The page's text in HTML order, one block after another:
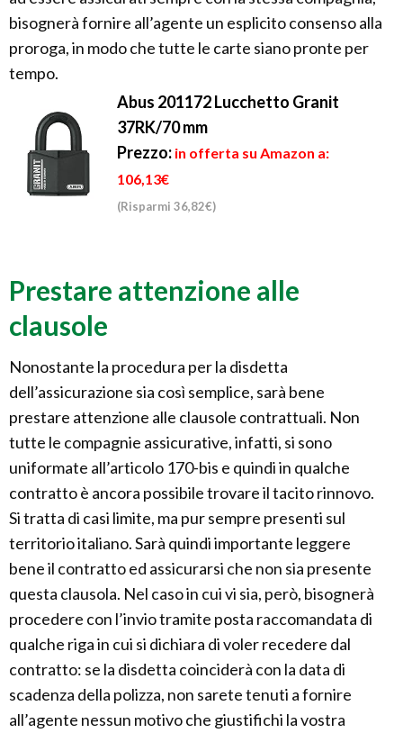
bisognerà fornire all’agente un esplicito consenso alla
proroga, in modo che tutte le carte siano pronte per
tempo.
Abus 201172 Lucchetto Granit
37RK/70 mm
Prezzo: in offerta su Amazon a:
106,13€
(Risparmi 36,82€)
Prestare attenzione alle
clausole
Nonostante la procedura per la disdetta
dell’assicurazione sia così semplice, sarà bene
prestare attenzione alle clausole contrattuali. Non
tutte le compagnie assicurative, infatti, si sono
uniformate all’articolo 170-bis e quindi in qualche
contratto è ancora possibile trovare il tacito rinnovo.
Si tratta di casi limite, ma pur sempre presenti sul
territorio italiano. Sarà quindi importante leggere
bene il contratto ed assicurarsi che non sia presente
questa clausola. Nel caso in cui vi sia, però, bisognerà
procedere con l’invio tramite posta raccomandata di
qualche riga in cui si dichiara di voler recedere dal
contratto: se la disdetta coinciderà con la data di
scadenza della polizza, non sarete tenuti a fornire
all’agente nessun motivo che giustifichi la vostra